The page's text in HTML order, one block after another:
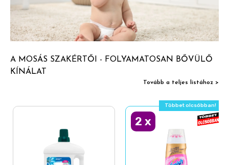
A MOSÁS SZAKÉRTŐI - FOLYAMATOSAN BŐVÜLŐ
KÍNÁLAT
Tovább a teljes listához >
Többet olcsóbban!
2 x